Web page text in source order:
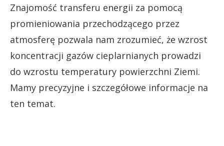
Znajomość transferu energii za pomocą
promieniowania przechodzącego przez
atmosferę pozwala nam zrozumieć, że wzrost
koncentracji gazów cieplarnianych prowadzi
do wzrostu temperatury powierzchni Ziemi.
Mamy precyzyjne i szczegółowe informacje na
ten temat.